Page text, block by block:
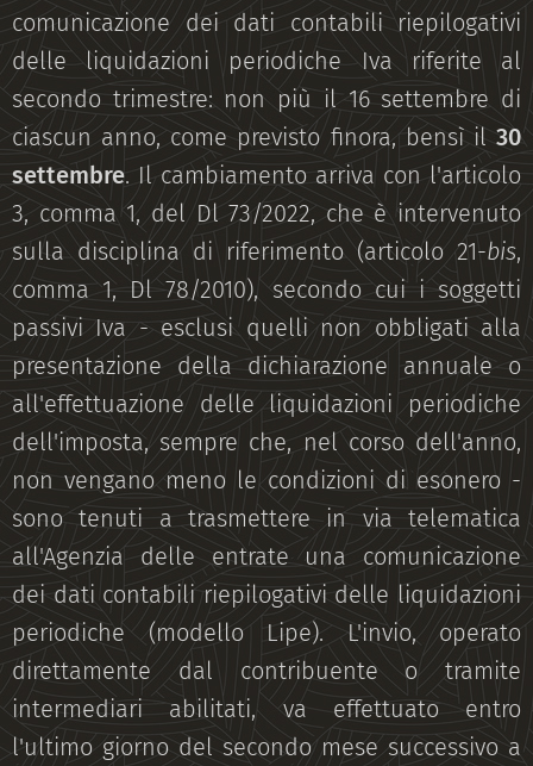
comunicazione dei dati contabili riepilogativi
delle liquidazioni periodiche Iva riferite al
secondo trimestre: non più il 16 settembre di
ciascun anno, come previsto finora, bensì il 30
settembre. Il cambiamento arriva con l'articolo
3, comma 1, del Dl 73/2022, che è intervenuto
sulla disciplina di riferimento (articolo 21-bis,
comma 1, Dl 78/2010), secondo cui i soggetti
passivi Iva - esclusi quelli non obbligati alla
presentazione della dichiarazione annuale o
all'effettuazione delle liquidazioni periodiche
dell'imposta, sempre che, nel corso dell'anno,
non vengano meno le condizioni di esonero -
sono tenuti a trasmettere in via telematica
all'Agenzia delle entrate una comunicazione
dei dati contabili riepilogativi delle liquidazioni
periodiche (modello Lipe). L'invio, operato
direttamente dal contribuente o tramite
intermediari abilitati, va effettuato entro
l'ultimo giorno del secondo mese successivo a